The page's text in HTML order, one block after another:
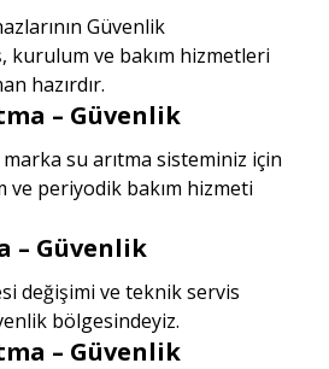
Güvenlik
kurulum ve bakım hizmetleri
hazırdır.
– Güvenlik
su arıtma sisteminiz için
periyodik bakım hizmeti
– Güvenlik
değişimi ve teknik servis
bölgesindeyiz.
– Güvenlik